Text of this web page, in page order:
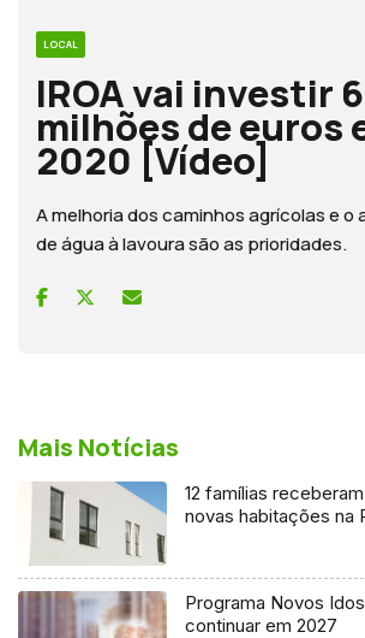
LOCAL
IROA vai investir
milhões de euros
2020 [Vídeo]
A melhoria dos caminhos agrícolas e
de água à lavoura são as prioridades.
Mais Notícias
12 famílias
novas habitações na
Programa Novos
continuar em 2027